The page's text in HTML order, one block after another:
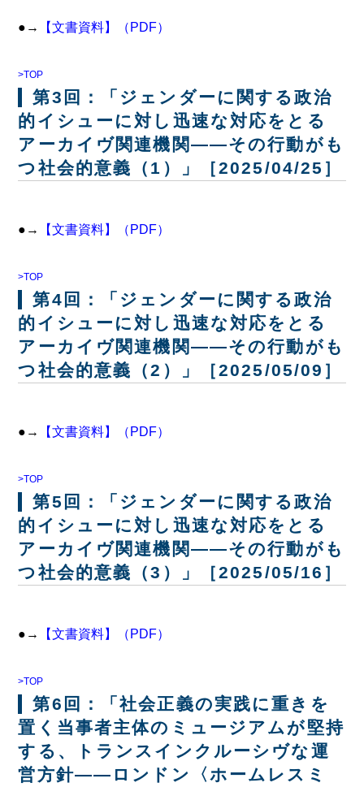
●→ 【文書資料】（PDF）
>TOP
第3回：「ジェンダーに関する政治
的イシューに対し迅速な対応をとる
アーカイヴ関連機関――その行動がも
つ社会的意義（1）」［2025/04/25］
●→ 【文書資料】（PDF）
>TOP
第4回：「ジェンダーに関する政治
的イシューに対し迅速な対応をとる
アーカイヴ関連機関――その行動がも
つ社会的意義（2）」［2025/05/09］
●→ 【文書資料】（PDF）
>TOP
第5回：「ジェンダーに関する政治
的イシューに対し迅速な対応をとる
アーカイヴ関連機関――その行動がも
つ社会的意義（3）」［2025/05/16］
●→ 【文書資料】（PDF）
>TOP
第6回：「社会正義の実践に重きを
置く当事者主体のミュージアムが堅持
する、トランスインクルーシヴな運
営方針――ロンドン〈ホームレスミ